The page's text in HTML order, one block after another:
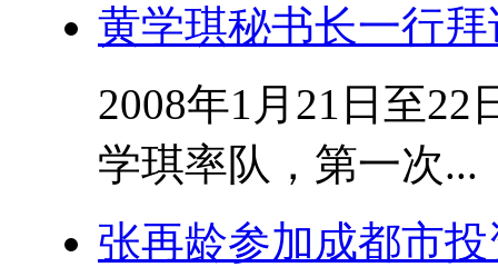
黄学琪秘书长一行
2008年1月21日至
学琪率队，第一次...
张再龄参加成都市